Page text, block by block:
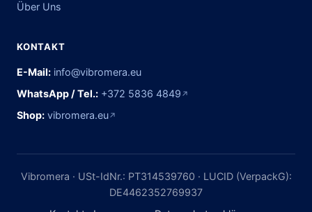
Über Uns
KONTAKT
E-Mail: info@vibromera.eu
WhatsApp / Tel.: +372 5836 4849 ↗
Shop: vibromera.eu↗
Vibromera · USt-IdNr.: PT314539760 · LUCID (VerpackG):
DE4462352769937